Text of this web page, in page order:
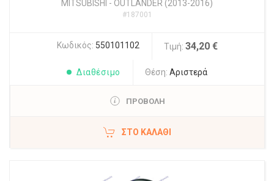
MITSUBISHI - OUTLANDER (2013-2016)
#187001
Κωδικός: 550101102 Τιμή: 34,20 €
Διαθέσιμο Θέση: Αριστερά
ΠΡΟΒΟΛΗ
ΣΤΟ ΚΑΛΆΘΙ